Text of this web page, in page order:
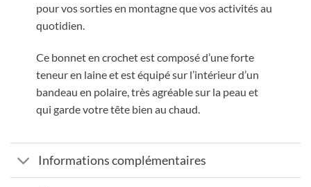
pour vos sorties en montagne que vos activités au
quotidien.
Ce bonnet en crochet est composé d’une forte
teneur en laine et est équipé sur l’intérieur d’un
bandeau en polaire, très agréable sur la peau et
qui garde votre tête bien au chaud.
Informations complémentaires